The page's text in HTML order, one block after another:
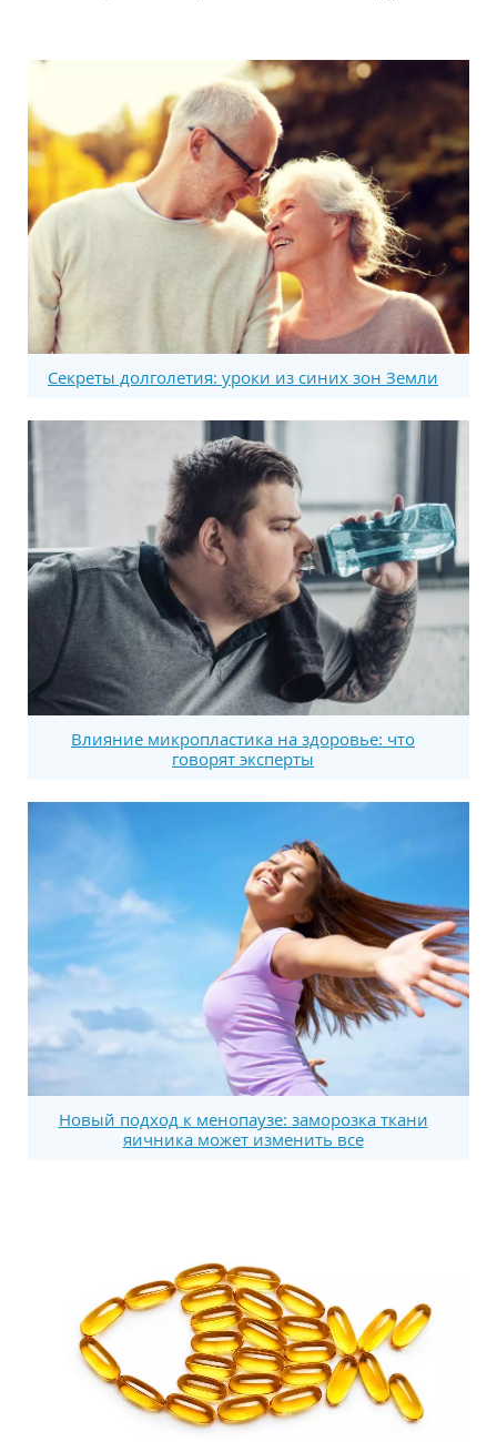
Секреты долголетия: уроки из синих зон Земли
Влияние микропластика на здоровье: что
говорят эксперты
Новый подход к менопаузе: заморозка ткани
яичника может изменить все